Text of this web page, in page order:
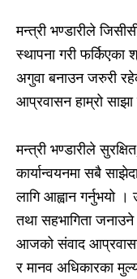
मन्त्री भण्डारीले
स्थापना गरी फर्किएका
अगुवा बनाउन जरुरी
आप्रवासन हाम्रो साझा
मन्त्री भण्डारीले
कार्यान्वयनमा सबै
लागि आह्वान गर्नुभयो
तथा सहभागिता
आजको संवाद आप्रवासन
र मानव अधिकारका